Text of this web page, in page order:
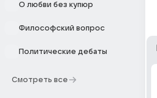
О любви без купюр
Философский вопрос
Политические дебаты
Смотреть все